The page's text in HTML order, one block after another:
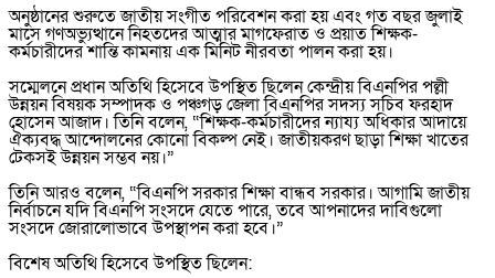
অনুষ্ঠানের শুরুতে জাতীয় সংগীত পরিবেশন করা হয় এবং গত বছর জুলাই
মাসে গণঅভ্যুত্থানে নিহতদের আত্মার মাগফেরাত ও প্রয়াত শিক্ষক-
কর্মচারীদের শান্তি কামনায় এক মিনিট নীরবতা পালন করা হয়।
সম্মেলনে প্রধান অতিথি হিসেবে উপস্থিত ছিলেন কেন্দ্রীয় বিএনপির পল্লী
উন্নয়ন বিষয়ক সম্পাদক ও পঞ্চগড় জেলা বিএনপির সদস্য সচিব ফরহাদ
হোসেন আজাদ। তিনি বলেন, “শিক্ষক-কর্মচারীদের ন্যায্য অধিকার আদায়ে
ঐক্যবদ্ধ আন্দোলনের কোনো বিকল্প নেই। জাতীয়করণ ছাড়া শিক্ষা খাতের
টেকসই উন্নয়ন সম্ভব নয়।”
তিনি আরও বলেন, “বিএনপি সরকার শিক্ষা বান্ধব সরকার। আগামি জাতীয়
নির্বাচনে যদি বিএনপি সংসদে যেতে পারে, তবে আপনাদের দাবিগুলো
সংসদে জোরালোভাবে উপস্থাপন করা হবে।”
বিশেষ অতিথি হিসেবে উপস্থিত ছিলেন: